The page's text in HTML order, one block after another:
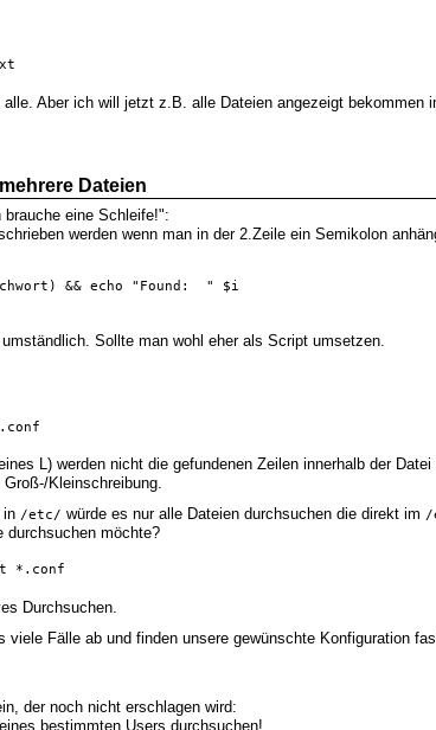
Aber ich will jetzt z.B. alle Dateien angezeigt bekommen
Dateien
eine Schleife!":
werden wenn man in der 2.Zeile ein Semikolon
&& echo "Found:  " $i
Sollte man wohl eher als Script umsetzen.
L) werden nicht die gefundenen Zeilen innerhalb der
Kleinschreibung.
in /etc/ würde es nur alle Dateien durchsuchen die direkt im /
durchsuchen möchte?
*.conf
Durchsuchen.
viele Fälle ab und finden unsere gewünschte Konfiguration
der noch nicht erschlagen wird:
bestimmten Users durchsuchen!